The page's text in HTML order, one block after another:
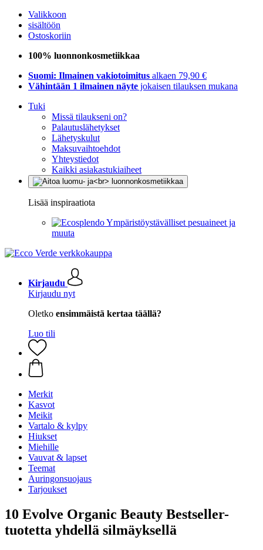
Valikkoon
sisältöön
Ostoskoriin
100% luonnonkosmetiikkaa
Suomi: Ilmainen vakiotoimitus alkaen 79,90 €
Vähintään 1 ilmainen näyte jokaisen tilauksen mukana
Tuki
Missä tilaukseni on?
Palautuslähetykset
Lähetyskulut
Maksuvaihtoehdot
Yhteystiedot
Kaikki asiakastukiaiheet
Lisää inspiraatiota
Ympäristöystävälliset pesuaineet ja
muuta
Kirjaudu
Kirjaudu nyt
Oletko ensimmäistä kertaa täällä?
Luo tili
Merkit
Kasvot
Meikit
Vartalo & kylpy
Hiukset
Miehille
Vauvat & lapset
Teemat
Auringonsuojaus
Tarjoukset
10 Evolve Organic Beauty Bestseller-
tuotetta yhdellä silmäyksellä